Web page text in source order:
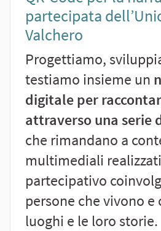
partecipata
Valchero
Progettiamo,
testiamo insieme un
digitale per
attraverso una serie
che rimandano a
multimediali
partecipativo
persone che vivono e
luoghi e le loro storie.